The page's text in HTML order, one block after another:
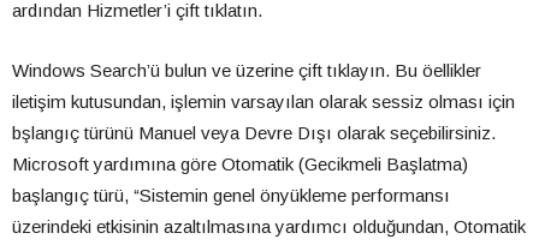
ardından Hizmetler’i çift tıklatın.
Windows Search’ü bulun ve üzerine çift tıklayın. Bu öellikler
iletişim kutusundan, işlemin varsayılan olarak sessiz olması için
bşlangıç türünü Manuel veya Devre Dışı olarak seçebilirsiniz.
Microsoft yardımına göre Otomatik (Gecikmeli Başlatma)
başlangıç türü, “Sistemin genel önyükleme performansı
üzerindeki etkisinin azaltılmasına yardımcı olduğundan, Otomatik